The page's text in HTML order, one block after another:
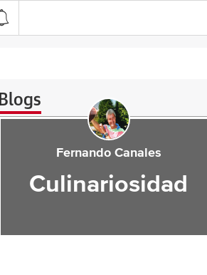
Blogs
Fernando Canales
Culinariosidad